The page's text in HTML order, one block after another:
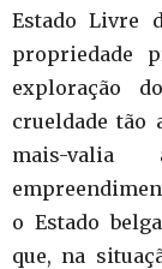
Estado Livre
propriedade
exploração
crueldade tão
mais-valia
o Estado
que, na